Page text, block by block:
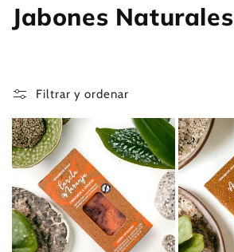
C
e
c
c
i
ó
Jabones Naturales
Filtrar y ordenar